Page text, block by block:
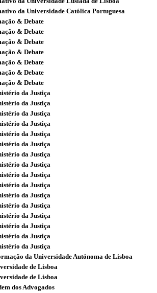
da Universidade Católica Portuguesa
& Debate
& Debate
& Debate
& Debate
& Debate
& Debate
& Debate
da Justiça
da Justiça
da Justiça
da Justiça
da Justiça
da Justiça
da Justiça
da Justiça
da Justiça
da Justiça
da Justiça
da Justiça
da Justiça
da Justiça
da Justiça
da Justiça
da Universidade Autónoma de Lisboa
de Lisboa
de Lisboa
dos Advogados